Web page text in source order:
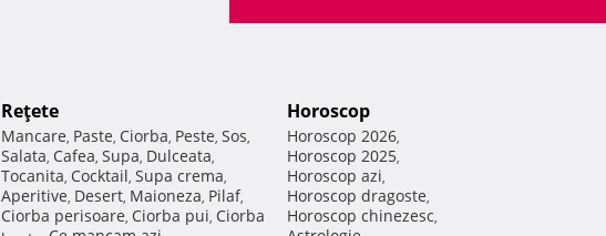
Reţete
Mancare, Paste, Ciorba, Peste, Sos,
Salata, Cafea, Supa, Dulceata,
Tocanita, Cocktail, Supa crema,
Aperitive, Desert, Maioneza, Pilaf,
Ciorba perisoare, Ciorba pui, Ciorba
Horoscop
Horoscop 2026,
Horoscop 2025,
Horoscop azi,
Horoscop dragoste,
Horoscop chinezesc,